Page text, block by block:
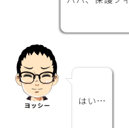
ヨッシー はい…